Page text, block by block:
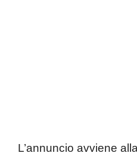
L’annuncio avviene